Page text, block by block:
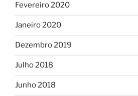
Fevereiro 2020
Janeiro 2020
Dezembro 2019
Julho 2018
Junho 2018